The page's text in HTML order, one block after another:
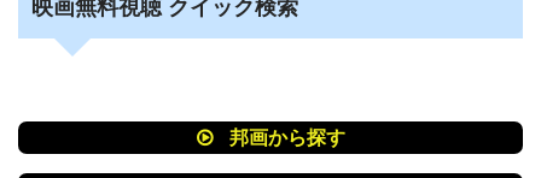
映画無料視聴 クイック検索
邦画から探す